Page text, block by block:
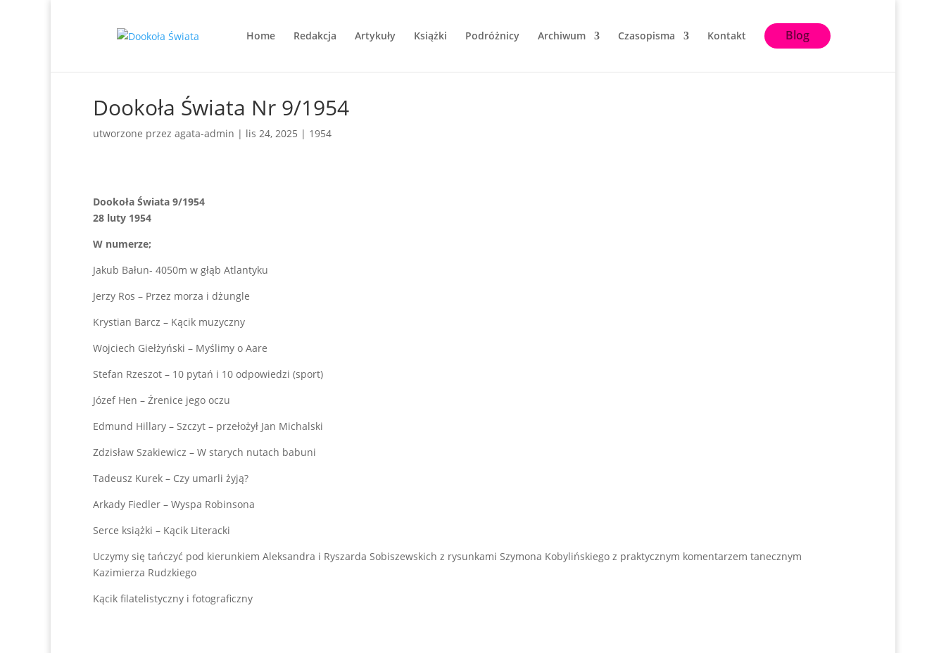
Home Redakcja Artykuły Książki Podróżnicy Archiwum Czasopisma Kontakt Blog
Dookoła Świata Nr 9/1954
utworzone przez agata-admin | lis 24, 2025 | 1954
Dookoła Świata 9/1954
28 luty 1954
W numerze;
Jakub Bałun- 4050m w głąb Atlantyku
Jerzy Ros – Przez morza i dżungle
Krystian Barcz – Kącik muzyczny
Wojciech Giełżyński – Myślimy o Aare
Stefan Rzeszot – 10 pytań i 10 odpowiedzi (sport)
Józef Hen – Źrenice jego oczu
Edmund Hillary – Szczyt – przełożył Jan Michalski
Zdzisław Szakiewicz – W starych nutach babuni
Tadeusz Kurek – Czy umarli żyją?
Arkady Fiedler – Wyspa Robinsona
Serce książki – Kącik Literacki
Uczymy się tańczyć pod kierunkiem Aleksandra i Ryszarda Sobiszewskich z rysunkami Szymona Kobylińskiego z praktycznym komentarzem tanecznym
Kazimierza Rudzkiego
Kącik filatelistyczny i fotograficzny